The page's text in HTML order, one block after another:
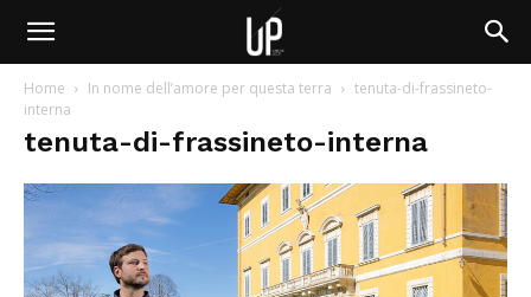
Home In nome dell’amore per questa terra
tenuta-di-frassineto-
interna
tenuta-di-frassineto-interna